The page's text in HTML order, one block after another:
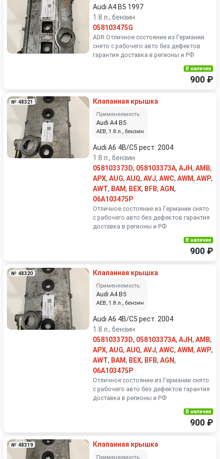
Audi A4 B5 1997
1.8 л., бензин
058103475G
ADR Отличное состояние из Германии
снято с рабочего авто без дефектов
гарантия доставка в регионы и РФ
В наличии
900 ₽
№ 48321 Клапанная крышка
Применяемость:
Audi A4 B5
AEB, 1.8 л., бензин
Audi A6 4B/C5 рест. 2004
1.8 л., бензин
058103373D, 058103373A, AJH, AMB,
APX, AUG, AUQ, AVJ, AWC, AWM, AWP,
AWT, BAM, BEX, BFB, AGN,
06A103475P
Отличное состояние из Германии снято
с рабочего авто без дефектов гарантия
доставка в регионы и РФ
В наличии
900 ₽
№ 48320 Клапанная крышка
Применяемость:
Audi A4 B5
AEB, 1.8 л., бензин
Audi A6 4B/C5 рест. 2004
1.8 л., бензин
058103373D, 058103373A, AJH, AMB,
APX, AUG, AUQ, AVJ, AWC, AWM, AWP,
AWT, BAM, BEX, BFB, AGN,
06A103475P
Отличное состояние из Германии снято
с рабочего авто без дефектов гарантия
доставка в регионы и РФ
В наличии
900 ₽
№ 48319 Клапанная крышка
Применяемость: